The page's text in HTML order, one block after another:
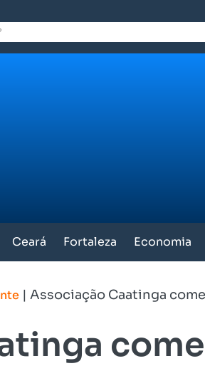
Ceará Fortaleza Economia
| Associação Caatinga